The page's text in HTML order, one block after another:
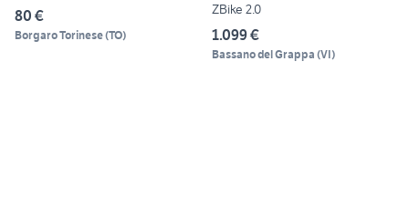
80 €
Borgaro Torinese(TO)
ZBike 2.0
1.099 €
Bassano del Grappa (VI)